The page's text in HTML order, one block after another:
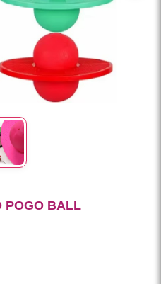
POGO BALL